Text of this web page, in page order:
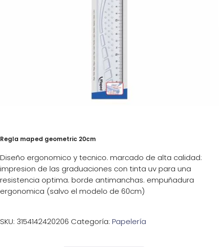
¡Imprimir!
Regla maped geometric 20cm
Diseño ergonomico y tecnico. marcado de alta calidad:
impresion de las graduaciones con tinta uv para una
resistencia optima. borde antimanchas. empuñadura
ergonomica (salvo el modelo de 60cm)
SKU: 3154142420206 Categoría: Papelería